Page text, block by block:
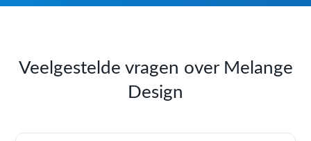
Veelgestelde vragen over Melange
Design